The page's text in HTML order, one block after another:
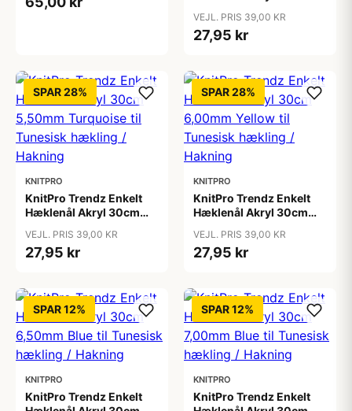
Tunesisk hækling /
Tunesisk hækling /
Hakning
VEJL. PRIS 39,00 KR
27,95 kr
SPAR 28%
KNITPRO
KnitPro Trendz Enkelt
Hæklenål Akryl 30cm
Tunesisk hækling /
Hakning
VEJL. PRIS 39,00 KR
27,95 kr
SPAR 28%
KNITPRO
KnitPro Trendz Enkelt
Hæklenål Akryl 30cm
Tunesisk hækling /
Hakning
VEJL. PRIS 39,00 KR
27,95 kr
SPAR 12%
KNITPRO
KnitPro Trendz Enkelt
SPAR 12%
KNITPRO
KnitPro Trendz Enkelt